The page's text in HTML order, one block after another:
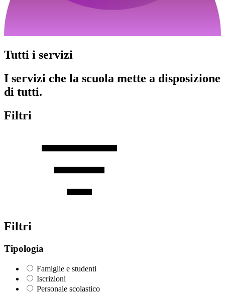
Tutti i servizi
I servizi che la scuola mette a disposizione
di tutti.
Filtri
Filtri
Tipologia
Famiglie e studenti
Iscrizioni
Personale scolastico